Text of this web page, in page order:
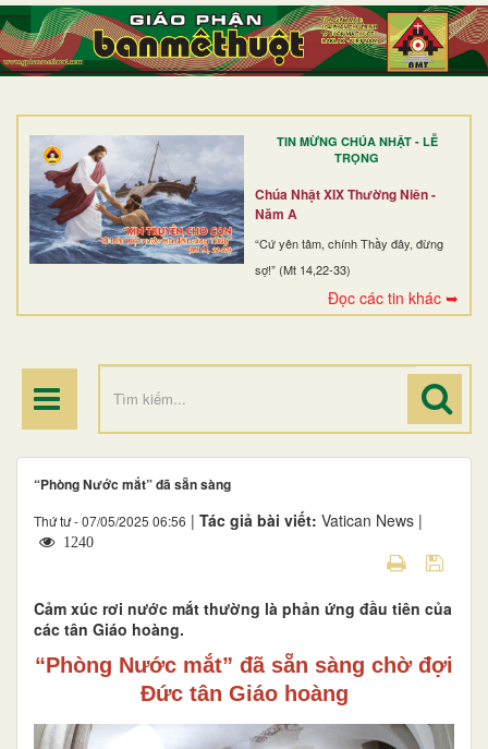
TIN MỪNG CHÚA NHẬT - LỄ
TRỌNG
Chúa Nhật XIX Thường Niên -
Năm A
“Cứ yên tâm, chính Thầy đây, đừng
sợ!” (Mt 14,22-33)
Đọc các tin khác ➥
TRANG NHẤT
GIỚI THIỆU
DÒNG TU
BAN MỤC VỤ
ĐOÀN THỂ CG
ĐIỂM HÀNH HƯƠNG
“Phòng Nước mắt” đã sẵn sàng
Thứ tư - 07/05/2025 06:56 | Tác giả bài viết: Vatican News |
1240
Cảm xúc rơi nước mắt thường là phản ứng đầu tiên của
các tân Giáo hoàng.
“Phòng Nước mắt” đã sẵn sàng chờ đợi
Đức tân Giáo hoàng